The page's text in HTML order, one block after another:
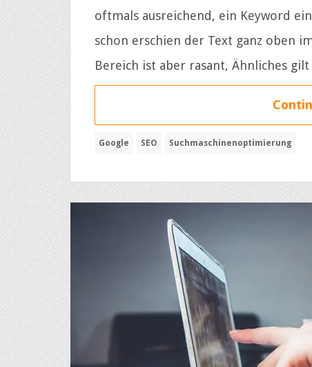
oftmals ausreichend, ein Keyword
schon erschien der Text ganz oben
Bereich ist aber rasant, Ähnliches
Google SEO Suchmaschinenoptimierung